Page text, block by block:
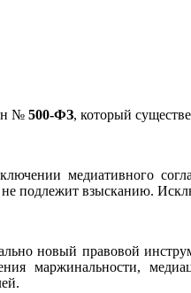
№ 500-ФЗ, который
медиативного
подлежит взысканию.
новый правовой
маржинальности,